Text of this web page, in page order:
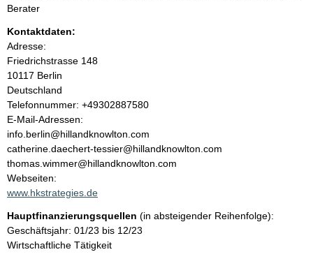
n
h
a
l
t
Berater
Kontaktdaten:
Adresse:
Friedrichstrasse 148
10117 Berlin
Deutschland
K
o
n
t
a
k
t
n
f
o
Telefonnummer: +49302887580
E-Mail-Adressen:
info.berlin@hillandknowlton.com
catherine.daechert-tessier@hillandknowlton.com
thomas.wimmer@hillandknowlton.com
Webseiten:
www.hkstrategies.de
Hauptfinanzierungsquellen (in absteigender Reihenfolge):
Geschäftsjahr: 01/23 bis 12/23
Wirtschaftliche Tätigkeit